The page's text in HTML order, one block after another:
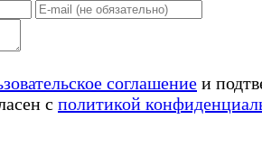
соглашение и
с политикой